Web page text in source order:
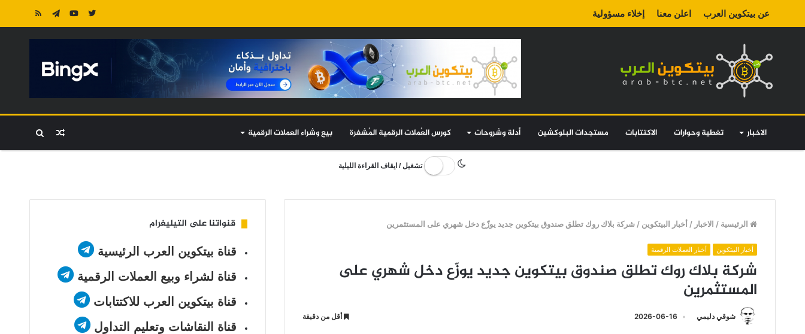
عن بيتكوين العرب اعلن معنا إخلاء مسؤولية
الاخبار تغطية وحوارات الاكتتابات مستجدات البلوكشين أدلة وشروحات كورس العُملات الرقمية المُشفرة بيع وشراء العملات الرقمية بحث مقال
تشغيل / ايقاف القراءة الليلية
الرئيسية / الاخبار / أخبار البيتكوين / شركة بلاك روك تطلق صندوق بيتكوين جديد يوزّع دخل شهري على المستثمرين
أخبار البيتكوين أخبار العملات الرقمية
شركة بلاك روك تطلق صندوق بيتكوين جديد يوزّع دخل شهري على
المستثمرين
شوقي دليمي 2026-06-16 أقل من دقيقة
قنواتنا على التيليغرام
قناة بيتكوين العرب الرئيسية
قناة لشراء وبيع العملات الرقمية
قناة بيتكوين العرب للاكتتابات
قناة النقاشات وتعليم التداول